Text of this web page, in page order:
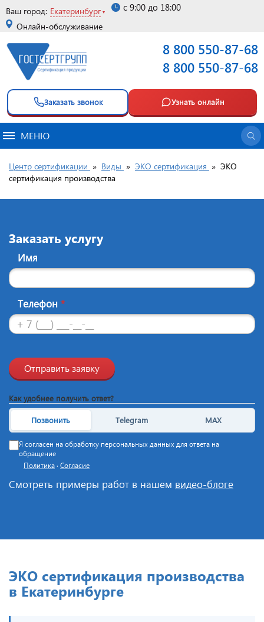
Ваш город: Екатеринбург
Онлайн-обслуживание
с 9:00 до 18:00
8 800 550-87-68
8 800 550-87-68
Заказать звонок Узнать онлайн
МЕНЮ
Центр сертификации » Виды » ЭКО сертификация » ЭКО
сертификация производства
Заказать услугу
Имя
Телефон *
Отправить заявку
Как удобнее получить ответ?
Позвонить Telegram MAX
Я согласен на обработку персональных данных для ответа на
обращение
Политика · Согласие
Смотреть примеры работ в нашем видео-блоге
ЭКО сертификация производства
в Екатеринбурге